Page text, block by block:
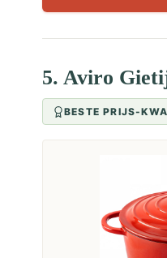
5. Aviro
BESTE PRIJS-